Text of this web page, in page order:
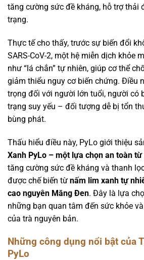
tăng cường sức đề kháng, hỗ trợ thải
trạng.
Thực tế cho thấy, trước sự biến đổi
SARS-CoV-2, một hệ miễn dịch khỏe
như “lá chắn” tự nhiên, giúp cơ thể
giảm thiểu nguy cơ biến chứng. Điều
trọng đối với người lớn tuổi, người có
trạng suy yếu – đối tượng dễ bị tổn
bùng phát.
Thấu hiểu điều này, PyLo giới thiệu
Xanh PyLo – một lựa chọn an toàn
tăng cường sức đề kháng và thanh
được chế biến từ nấm lim xanh tự
cao nguyên Măng Đen. Đây là lựa
những bạn quan tâm đến sức khỏe
của trà nguyên bản.
Những công dụng nổi bật của
PyLo